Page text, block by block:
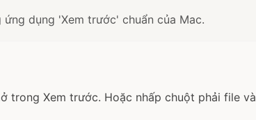
dụng 'Xem trước' chuẩn của Mac.
trong Xem trước. Hoặc nhấp chuột phải file và